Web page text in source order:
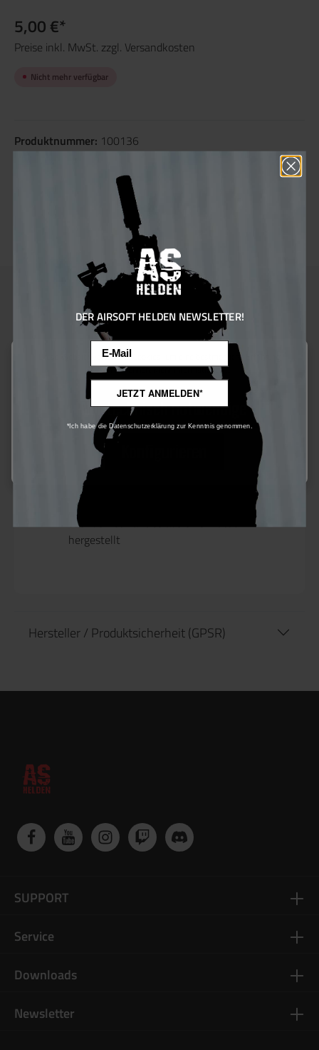
5,00 €*
Preise inkl. MwSt. zzgl. Versandkosten
Nicht mehr verfügbar
Produktnummer: 100136
Sie erhalten 5 Bonus Punkte für diese Bestellung
Beschreibung
Produktinformationen "MULTI FUNCTION
HEADGEAR SCHWARZ"
100% Polyester Multifunktionstuch:
in wenigen Handgriffen wird daraus eine
Mütze oder ein Headwrap, ein
Gesichtsschutz, ein Kopftuch, ein Stirnband
oder einfach ein Schal
das Tuch ist nahtlos aus einem Stück
hergestellt
Hersteller / Produktsicherheit (GPSR)
Newsletter
SUPPORT
Service
Downloads
Diese Website verwendet Cookies, um eine bestmögliche Erfahrung
bieten zu können.Mehr Informationen ...
Nur technisch notwendige
DER AIRSOFT HELDEN NEWSLETTER!
JETZT ANMELDEN*
*Ich habe die Datenschutzerklärung zur Kenntnis genommen.